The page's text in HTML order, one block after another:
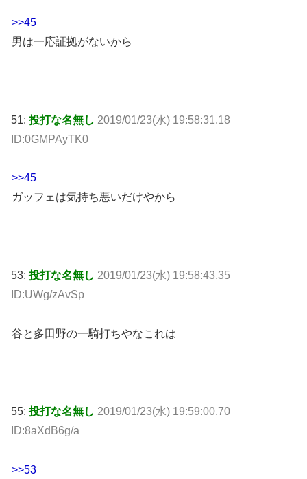
>>45
男は一応証拠がないから
51:投打な名無し 2019/01/23(水) 19:58:31.18
ID:0GMPAyTK0
>>45
ガッフェは気持ち悪いだけやから
53:投打な名無し 2019/01/23(水) 19:58:43.35
ID:UWg/zAvSp
谷と多田野の一騎打ちやなこれは
55:投打な名無し 2019/01/23(水) 19:59:00.70
ID:8aXdB6g/a
>>53